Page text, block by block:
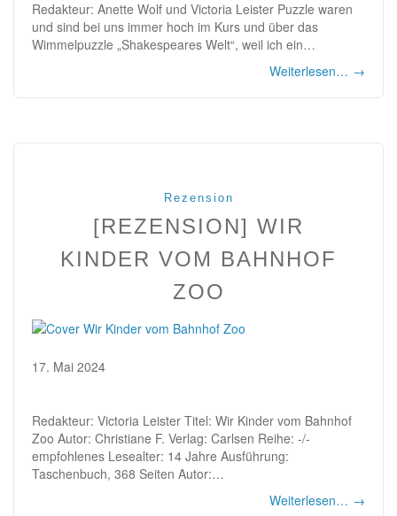
Redakteur: Anette Wolf und Victoria Leister Puzzle waren
und sind bei uns immer hoch im Kurs und über das
Wimmelpuzzle „Shakespeares Welt“, weil ich ein…
Weiterlesen… →
Rezension
[REZENSION] WIR
KINDER VOM BAHNHOF
ZOO
17. Mai 2024
Redakteur: Victoria Leister Titel: Wir Kinder vom Bahnhof
Zoo Autor: Christiane F. Verlag: Carlsen Reihe: -/-
empfohlenes Lesealter: 14 Jahre Ausführung:
Taschenbuch, 368 Seiten Autor:…
Weiterlesen… →